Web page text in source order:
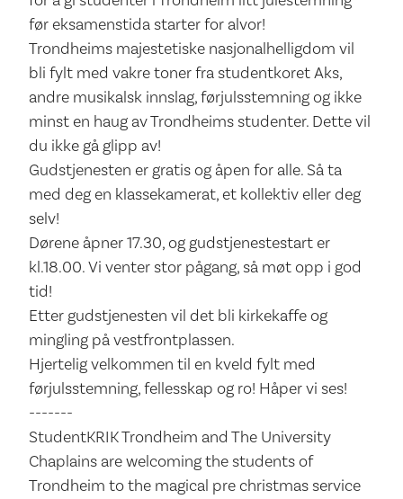
før eksamenstida starter for alvor!
Trondheims majestetiske nasjonalhelligdom vil
bli fylt med vakre toner fra studentkoret Aks,
andre musikalsk innslag, førjulsstemning og ikke
minst en haug av Trondheims studenter. Dette vil
du ikke gå glipp av!
Gudstjenesten er gratis og åpen for alle. Så ta
med deg en klassekamerat, et kollektiv eller deg
selv!
Dørene åpner 17.30, og gudstjenestestart er
kl.18.00. Vi venter stor pågang, så møt opp i god
tid!
Etter gudstjenesten vil det bli kirkekaffe og
mingling på vestfrontplassen.
Hjertelig velkommen til en kveld fylt med
førjulsstemning, fellesskap og ro! Håper vi ses!
-------
StudentKRIK Trondheim and The University
Chaplains are welcoming the students of
Trondheim to the magical pre christmas service